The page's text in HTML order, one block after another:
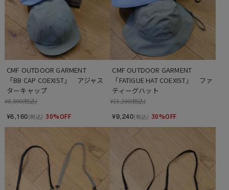
CMF OUTDOOR GARMENT
「BB CAP COEXIST」　アジャス
ターキャップ
¥8,800(税込)
¥6,160(税込) 30%OFF
CMF OUTDOOR GARMENT
「FATIGUE HAT COEXIST」　ファ
ティーグハット
¥13,200(税込)
¥9,240(税込) 30%OFF